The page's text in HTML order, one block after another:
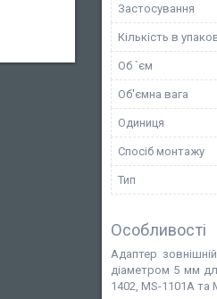
Застосування
Кількість в
Об `єм
Об'ємна вага
Одиниця
Спосіб монтажу
Тип
Особливості
Адаптер
діаметром 5 мм
1402, MS-1101A та